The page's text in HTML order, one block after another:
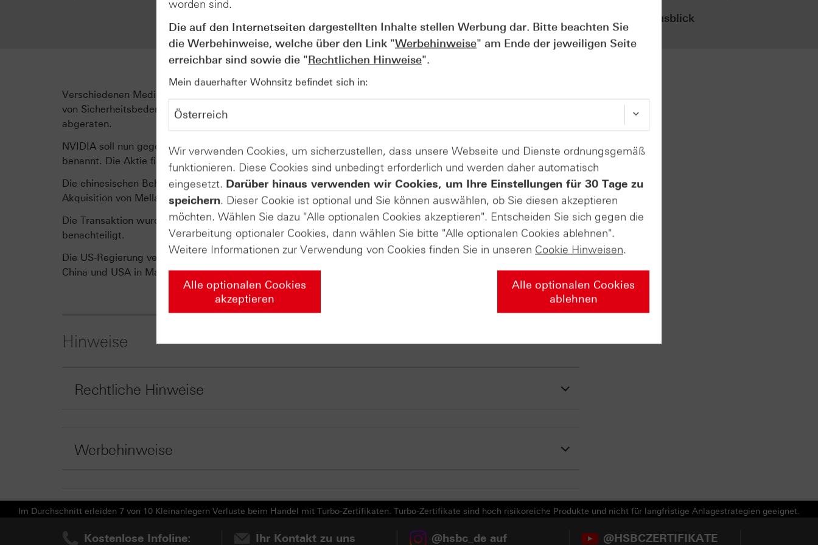
operativem
Ausblick
Ergebnisausblick
an
Verschiedenen Medienberichten nach drohen NVIDIA neue Probleme mit den chinesischen Behörden. Aufgrund
von Sicherheitsbedenken hatte China seinen Unternehmen in der Vergangenheit vom Kauf von NVIDIA-Chips
abgeraten.
NVIDIA soll nun gegen kartellrechtliche Vorschriften verstoßen haben, konkrete Punkte wurden aber nicht
benannt. Die Aktie fiel daraufhin um rund 2 Prozent.
Die chinesischen Behörden hatten zudem im Dezember ein Verfahren gegen NVIDIA eingeleitet, indem es um die
Akquisition von Mellanox, einem Spezialisten für Netzwerktechnologie, ging.
Die Transaktion wurde zuvor unter der Bedingung genehmigt, dass NVIDIA chinesische Unternehmen nicht
benachteiligt.
Die US-Regierung verbot NVIDIA daraufhin hochwertigste Chips nach China zu verkaufen. Derzeit verhandeln
China und USA in Madrid über eine Annäherung im Handelsstreit.
Hinweise
Rechtliche Hinweise
Werbehinweise
Im Durchschnitt erleiden 7 von 10 Kleinanlegern Verluste beim Handel mit Turbo-Zertifikaten. Turbo-Zertifikate sind hoch risikoreiche Produkte und nicht für langfristige Anlagestrategien geeignet.
Kostenlose Infoline: Ihr Kontakt zu uns @hsbc_de auf @HSBCZERTIFIKATE
worden sind.
Die auf den Internetseiten dargestellten Inhalte stellen Werbung dar. Bitte beachten Sie
die Werbehinweise, welche über den Link "Werbehinweise" am Ende der jeweiligen Seite
erreichbar sind sowie die "Rechtlichen Hinweise".
Mein dauerhafter Wohnsitz befindet sich in:
Wir verwenden Cookies, um sicherzustellen, dass unsere Webseite und Dienste ordnungsgemäß
funktionieren. Diese Cookies sind unbedingt erforderlich und werden daher automatisch
eingesetzt. Darüber hinaus verwenden wir Cookies, um Ihre Einstellungen für 30 Tage zu
speichern. Dieser Cookie ist optional und Sie können auswählen, ob Sie diesen akzeptieren
möchten. Wählen Sie dazu "Alle optionalen Cookies akzeptieren". Entscheiden Sie sich gegen die
Verarbeitung optionaler Cookies, dann wählen Sie bitte "Alle optionalen Cookies ablehnen".
Weitere Informationen zur Verwendung von Cookies finden Sie in unseren Cookie Hinweisen.
Alle optionalen Cookies
akzeptieren
Alle optionalen Cookies
ablehnen